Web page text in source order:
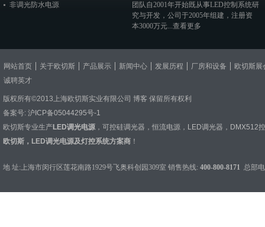
非调光防水电源
团队自2001年开始既从事LED控制系统研
究与开发，公司于2005年组建，注册资
本3000万元...查看更多
网站首页 关于欧切斯 产品展示 新闻中心 发展历程 厂房和设备
欧切斯展
诚聘英才
版权所有©2013上海欧切斯实业有限公司 博客 保留所有权利
备案号: 沪ICP备05044295号-1
欧切斯专业生产LED调光电源 ， 可控硅调光器 ， 恒流电源 ， LED调光器 ， DMX512
欧切斯，LED调光电源及灯控系统方案商 ！
地 址:上海市闵行区莲花南路1929号飞奥科创园309室 销售热线: 400-800-8171 总部